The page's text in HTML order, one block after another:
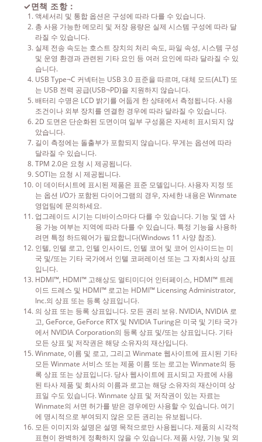
✓면책 조항：
액세서리 및 통합 옵션은 구성에 따라 다를 수 있습니다.
총 사용 가능한 메모리 및 저장 용량은 실제 시스템 구성에 따라 달
라질 수 있습니다.
실제 전송 속도는 호스트 장치의 처리 속도, 파일 속성, 시스템 구성
및 운영 환경과 관련된 기타 요인 등 여러 요인에 따라 달라질 수 있
습니다.
USB Type¬C 커넥터는 USB 3.0 표준을 따르며, 대체 모드(ALT) 또
는 USB 전력 공급(USB¬PD)을 지원하지 않습니다.
배터리 수명은 LCD 밝기를 어둡게 한 상태에서 측정됩니다. 사용
조건이나 외부 장치를 연결한 경우에 따라 달라질 수 있습니다.
2D 도면은 단순화된 도면이며 일부 구성품은 자세히 표시되지 않
았습니다.
길이 측정에는 돌출부가 포함되지 않습니다. 무게는 옵션에 따라
달라질 수 있습니다.
TPM 2.0은 요청 시 제공됩니다.
SOTI는 요청 시 제공됩니다.
이 데이터시트에 표시된 제품은 표준 모델입니다. 사용자 지정 또
는 옵션 I/O가 포함된 다이어그램의 경우, 자세한 내용은 Winmate
영업팀에 문의하세요.
업그레이드 시기는 디바이스마다 다를 수 있습니다. 기능 및 앱 사
용 가능 여부는 지역에 따라 다를 수 있습니다. 특정 기능을 사용하
려면 특정 하드웨어가 필요합니다(Windows 11 사양 참조).
인텔, 인텔 로고, 인텔 인사이드, 인텔 코어 및 코어 인사이드는 미
국 및/또는 기타 국가에서 인텔 코퍼레이션 또는 그 자회사의 상표
입니다.
HDMI™, HDMI™ 고해상도 멀티미디어 인터페이스, HDMI™ 트레
이드 드레스 및 HDMI™ 로고는 HDMI™ Licensing Administrator,
Inc.의 상표 또는 등록 상표입니다.
의 상표 또는 등록 상표입니다. 모든 권리 보유. NVIDIA, NVIDIA 로
고, GeForce, GeForce RTX 및 NVIDIA Turing은 미국 및 기타 국가
에서 NVIDIA Corporation의 등록 상표 및/또는 상표입니다. 기타
모든 상표 및 저작권은 해당 소유자의 재산입니다.
Winmate, 이름 및 로고, 그리고 Winmate 웹사이트에 표시된 기타
모든 Winmate 서비스 또는 제품 이름 또는 로고는 Winmate의 등
록 상표 또는 상표입니다. 당사 웹사이트에 표시되고 자료에 사용
된 타사 제품 및 회사의 이름과 로고는 해당 소유자의 재산이며 상
표일 수도 있습니다. Winmate 상표 및 저작권이 있는 자료는
Winmate의 서면 허가를 받은 경우에만 사용할 수 있습니다. 여기
에 명시적으로 부여되지 않은 모든 권리는 유보됩니다.
모든 이미지와 설명은 설명 목적으로만 사용됩니다. 제품의 시각적
표현이 완벽하게 정확하지 않을 수 있습니다. 제품 사양, 기능 및 외